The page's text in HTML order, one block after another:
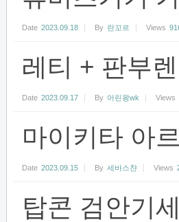
Date 2023.09.18 By 란꼬르 Views
레티 + 판부
Date 2023.09.17 By 어린왕wk Views
마이키타 아
Date 2023.09.15 By 세바스챤 Views
탑콘 검안기